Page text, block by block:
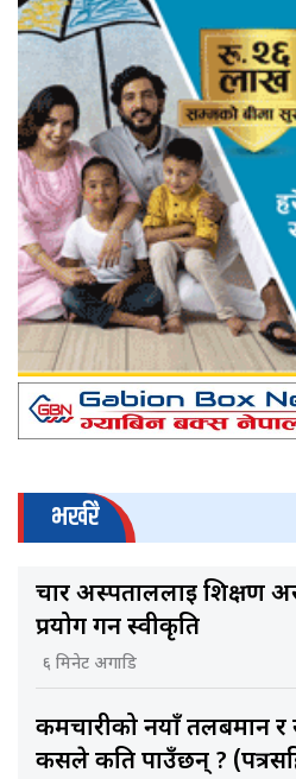
भर्खरै
चार अस्पताललाई शिक्षण
प्रयोग गर्न स्वीकृति
६ मिनेट अगाडि
कर्मचारीको नयाँ तलबमान र
कसले कति पाउँछन् ?